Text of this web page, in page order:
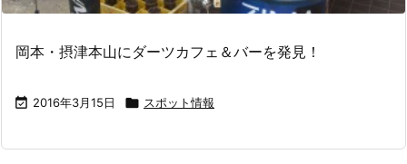
岡本・摂津本山にダーツカフェ＆バーを発見！
 2016年3月15日  スポット情報